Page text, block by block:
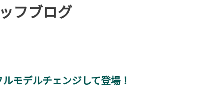
フブログ
モデルチェンジして登場！